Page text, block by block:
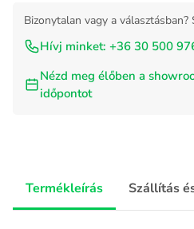
Bizonytalan vagy a
Hívj minket: +36 30 500
Nézd meg élőben a
időpontot
Termékleírás Szállítás